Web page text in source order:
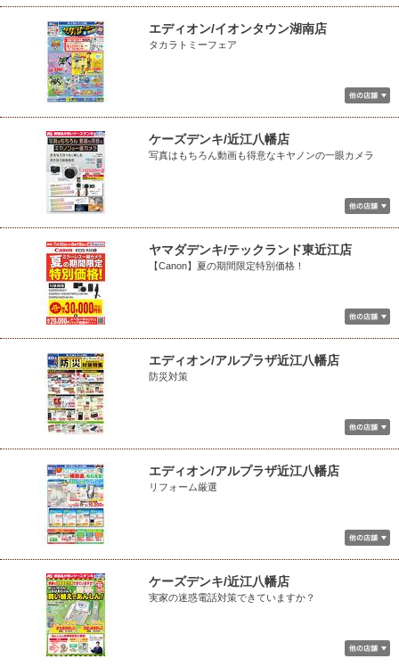
エディオン/イオンタウン湖南店
タカラトミーフェア
ケーズデンキ/近江八幡店
写真はもちろん動画も得意なキヤノンの一眼カメラ
ヤマダデンキ/テックランド東近江店
【Canon】夏の期間限定特別価格！
エディオン/アルプラザ近江八幡店
防災対策
エディオン/アルプラザ近江八幡店
リフォーム厳選
ケーズデンキ/近江八幡店
実家の迷惑電話対策できていますか？